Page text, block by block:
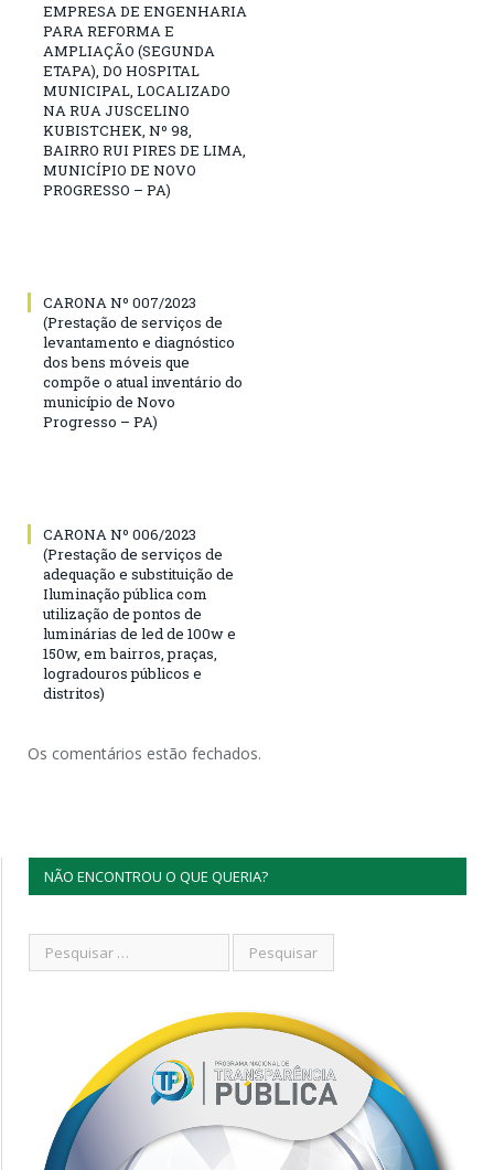
EMPRESA DE ENGENHARIA
PARA REFORMA E
AMPLIAÇÃO (SEGUNDA
ETAPA), DO HOSPITAL
MUNICIPAL, LOCALIZADO
NA RUA JUSCELINO
KUBISTCHEK, Nº 98,
BAIRRO RUI PIRES DE LIMA,
MUNICÍPIO DE NOVO
PROGRESSO – PA)
CARONA Nº 007/2023
(Prestação de serviços de
levantamento e diagnóstico
dos bens móveis que
compõe o atual inventário do
município de Novo
Progresso – PA)
CARONA Nº 006/2023
(Prestação de serviços de
adequação e substituição de
Iluminação pública com
utilização de pontos de
luminárias de led de 100w e
150w, em bairros, praças,
logradouros públicos e
distritos)
Os comentários estão fechados.
NÃO ENCONTROU O QUE QUERIA?